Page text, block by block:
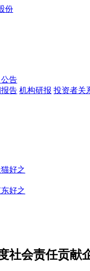
告
告 机构研报 投资者关
好之
好之
社会责任贡献